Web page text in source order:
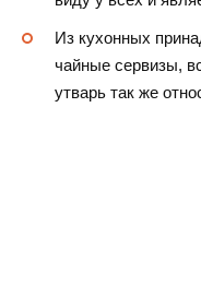
Из кухонных
чайные сервизы,
утварь так же